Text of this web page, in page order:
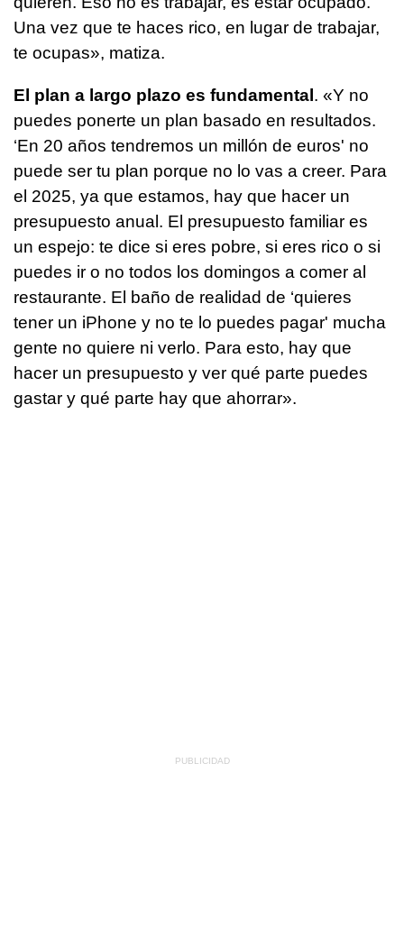
Una vez que te haces rico, en lugar de trabajar,
te ocupas», matiza.
El plan a largo plazo es fundamental . «Y no
puedes ponerte un plan basado en resultados.
‘En 20 años tendremos un millón de euros' no
puede ser tu plan porque no lo vas a creer. Para
el 2025, ya que estamos, hay que hacer un
presupuesto anual. El presupuesto familiar es
un espejo: te dice si eres pobre, si eres rico o si
puedes ir o no todos los domingos a comer al
restaurante. El baño de realidad de ‘quieres
tener un iPhone y no te lo puedes pagar' mucha
gente no quiere ni verlo. Para esto, hay que
hacer un presupuesto y ver qué parte puedes
gastar y qué parte hay que ahorrar».